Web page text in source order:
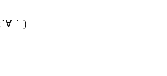
｀)